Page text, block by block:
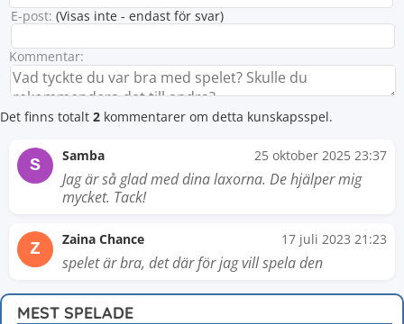
E-post: (Visas inte - endast för svar)
Kommentar:
Det finns totalt 2 kommentarer om detta kunskapsspel.
S Samba 25 oktober 2025 23:37
Jag är så glad med dina laxorna. De hjälper mig
mycket. Tack!
Z Zaina Chance 17 juli 2023 21:23
spelet är bra, det där för jag vill spela den
MEST SPELADE